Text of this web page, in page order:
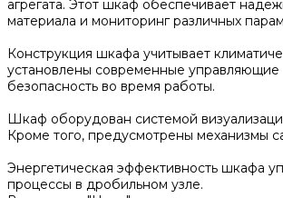
агрегата. Этот шкаф обеспечивает
материала и мониторинг различных
Конструкция шкафа учитывает
установлены современные управляющие
безопасность во время работы.
Шкаф оборудован системой
Кроме того, предусмотрены механизмы
Энергетическая эффективность шкафа
процессы в дробильном узле.